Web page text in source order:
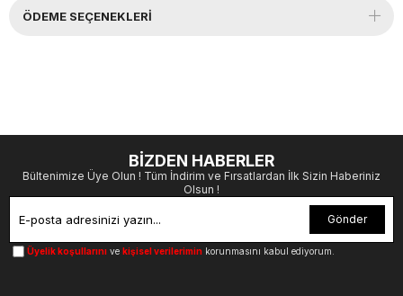
ÖDEME SEÇENEKLERI
BİZDEN HABERLER
Bültenimize Üye Olun ! Tüm İndirim ve Fırsatlardan İlk Sizin Haberiniz
Olsun !
Gönder
Üyelik koşullarını ve kişisel verilerimin korunmasını kabul ediyorum.